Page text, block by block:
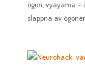
ögon, vyayama
slappna av